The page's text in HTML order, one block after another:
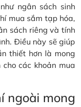
ngân sách sinh
mua sắm tạp hóa,
sách riêng và tính
Điều này sẽ giúp
thiết hơn là mong
các khoản mua
ngoài mong